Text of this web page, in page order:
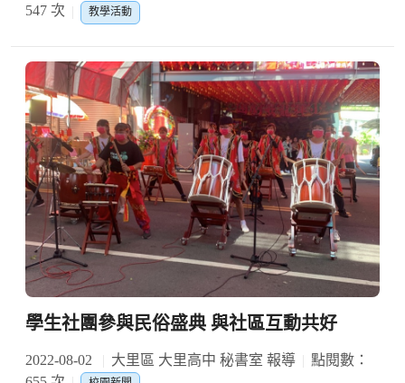
547 次
教學活動
學生社團參與民俗盛典 與社區互動共好
2022-08-02 大里區 大里高中 秘書室 報導
點閱數：